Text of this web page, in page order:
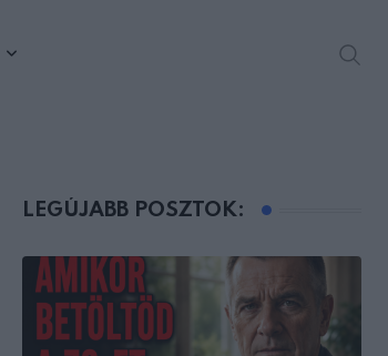
LEGÚJABB POSZTOK: